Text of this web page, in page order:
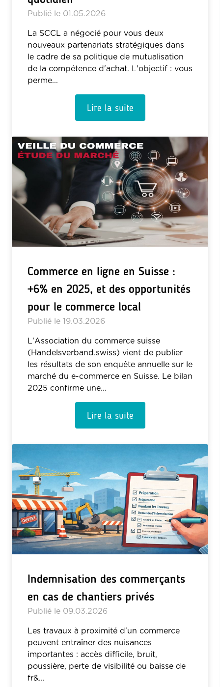
Publié le 01.05.2026
La SCCL a négocié pour vous deux
nouveaux partenariats stratégiques dans
le cadre de sa politique de mutualisation
de la compétence d'achat. L'objectif : vous
perme...
Lire la suite
Commerce en ligne en Suisse :
+6% en 2025, et des opportunités
pour le commerce local
Publié le 19.03.2026
L'Association du commerce suisse
(Handelsverband.swiss) vient de publier
les résultats de son enquête annuelle sur le
marché du e-commerce en Suisse. Le bilan
2025 confirme une...
Lire la suite
Indemnisation des commerçants
en cas de chantiers privés
Publié le 09.03.2026
Les travaux à proximité d'un commerce
peuvent entraîner des nuisances
importantes : accès difficile, bruit,
poussière, perte de visibilité ou baisse de
fr&...